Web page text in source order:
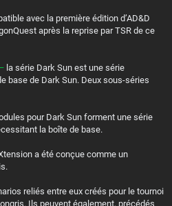
avec la première édition d’AD&D
après la reprise par TSR de ce
la série Dark Sun est une série
base de Dark Sun. Deux sous-séries
pour Dark Sun forment une série
la boîte de base.
a été conçue comme un
reliés entre eux créés pour le tournoi
Ils peuvent également, précédés